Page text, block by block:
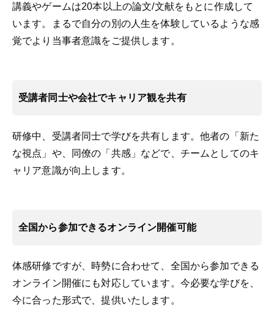
講義やゲームは20本以上の論文/文献をもとに作成して
います。まるで自分の別の人生を体験しているような感
覚でより当事者意識をご提供します。
受講者同士や会社でキャリア観を共有
研修中、受講者同士で学びを共有します。他者の「新た
な視点」や、同僚の「共感」などで、チームとしてのキ
ャリア意識が向上します。
全国から参加できるオンライン開催可能
体感研修ですが、時勢に合わせて、全国から参加できる
オンライン開催にも対応しています。今必要な学びを、
今に合った形式で、提供いたします。